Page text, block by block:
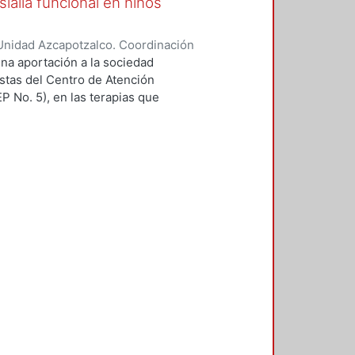
Azcapotzalco. Coordinación
Selene Marisol
aportación a la sociedad
del Centro de Atención
No. 5), en las terapias que